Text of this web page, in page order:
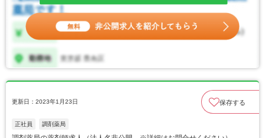
更新日：2023年1月23日 保存する
正社員 調剤薬局